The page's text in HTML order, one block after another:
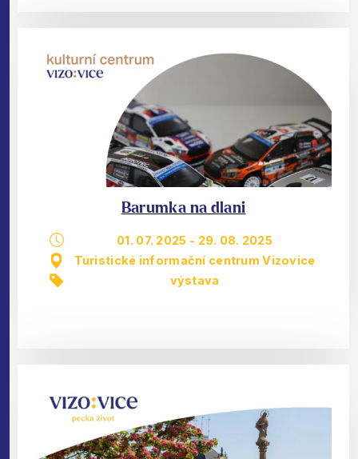
Barumka na dlani
01. 07. 2025 - 29. 08. 2025
Turistické informační centrum Vizovice
výstava